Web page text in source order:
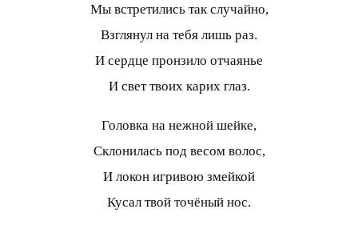
Мы встретились так случайно,
Взглянул на тебя лишь раз.
И сердце пронзило отчаянье
И свет твоих карих глаз.
Головка на нежной шейке,
Склонилась под весом волос,
И локон игривою змейкой
Кусал твой точёный нос.